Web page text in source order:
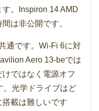
。Inspiron 14 AMD
は非公開です。
通です。Wi-Fi 6に対
Aero 13-beでは
ではなく電源オフ
。光学ドライブはど
載は難しいです